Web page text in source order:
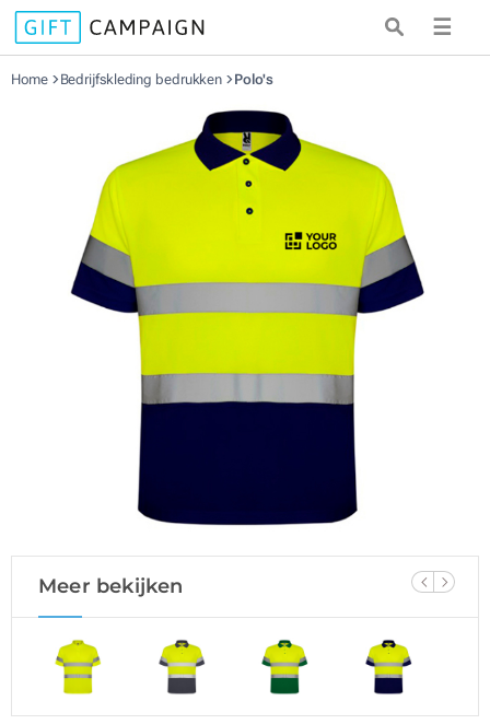
☰
Home Bedrijfskleding bedrukken Polo's
Meer bekijken